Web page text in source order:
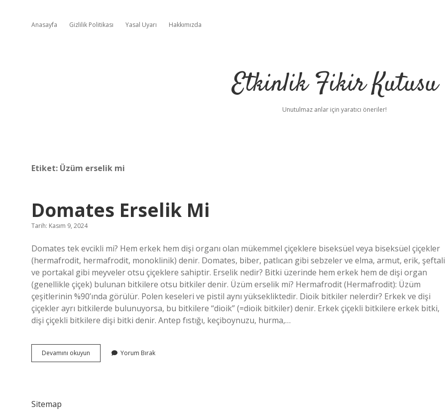
Anasayfa Gizlilik Politikası Yasal Uyarı Hakkımızda
Etkinlik Fikir Kutusu
Unutulmaz anlar için yaratıcı öneriler!
Etiket: Üzüm erselik mi
Domates Erselik Mi
Tarih: Kasım 9, 2024
Domates tek evcikli mi? Hem erkek hem dişi organı olan mükemmel çiçeklere biseksüel veya biseksüel çiçekler
(hermafrodit, hermafrodit, monoklinik) denir. Domates, biber, patlıcan gibi sebzeler ve elma, armut, erik, şeftali
ve portakal gibi meyveler otsu çiçeklere sahiptir. Erselik nedir? Bitki üzerinde hem erkek hem de dişi organ
(genellikle çiçek) bulunan bitkilere otsu bitkiler denir. Üzüm erselik mi? Hermafrodit (Hermafrodit): Üzüm
çeşitlerinin %90’ında görülür. Polen keseleri ve pistil aynı yüksekliktedir. Dioik bitkiler nelerdir? Erkek ve dişi
çiçekler ayrı bitkilerde bulunuyorsa, bu bitkilere “dioik” (=dioik bitkiler) denir. Erkek çiçekli bitkilere erkek bitki,
dişi çiçekli bitkilere dişi bitki denir. Antep fıstığı, keçiboynuzu, hurma,…
Devamını okuyun Domates
Erselik
Yorum Bırak
Sitemap